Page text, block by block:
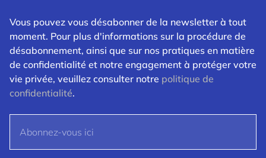
Vous pouvez vous désabonner de la newsletter à tout
moment. Pour plus d'informations sur la procédure de
désabonnement, ainsi que sur nos pratiques en matière
de confidentialité et notre engagement à protéger votre
vie privée, veuillez consulter notre politique de
confidentialité.